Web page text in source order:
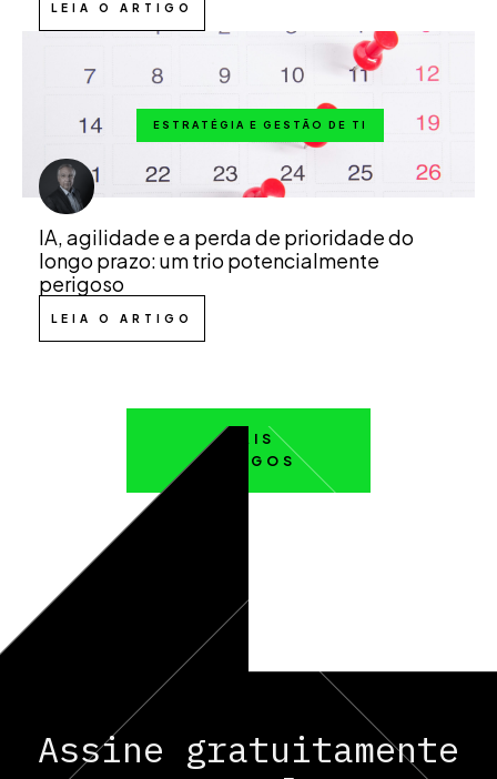
LEIA O ARTIGO
ESTRATÉGIA E GESTÃO DE TI
IA, agilidade e a perda de prioridade do
longo prazo: um trio potencialmente
perigoso
LEIA O ARTIGO
MAIS
ARTIGOS
Assine gratuitamente